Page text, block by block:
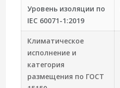
Уровень изоляции по
IEC 60071-1:2019
Климатическое
исполнение и
категория
размещения по ГОСТ